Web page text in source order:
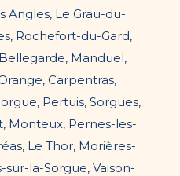
Angles, Le Grau-du-
Rochefort-du-Gard,
Manduel,
Carpentras,
Pertuis, Sorgues,
Monteux, Pernes-les-
Le Thor, Morières-
la-Sorgue, Vaison-